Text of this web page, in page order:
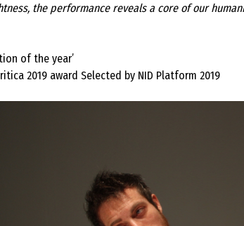
the performance reveals a core of our
of the year’
2019 award Selected by NID Platform 2019